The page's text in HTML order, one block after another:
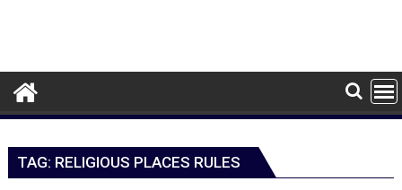
TAG: RELIGIOUS PLACES RULES